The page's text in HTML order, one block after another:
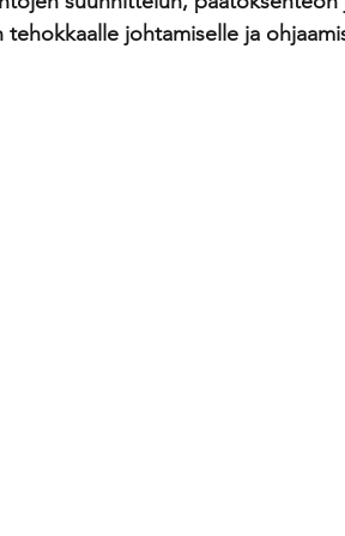
Kategoriajohtaminen Interim
tehokkaalle johtamiselle ja